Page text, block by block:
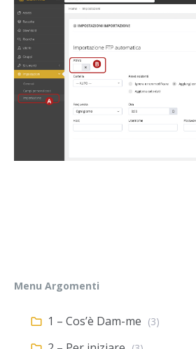
Menu Argomenti
1 – Cos’è Dam-me (3)